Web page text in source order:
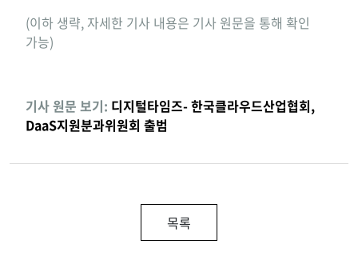
(이하 생략, 자세한 기사 내용은 기사 원문을 통해 확인
가능)
기사 원문 보기: 디지털타임즈- 한국클라우드산업협회,
DaaS지원분과위원회 출범
목록